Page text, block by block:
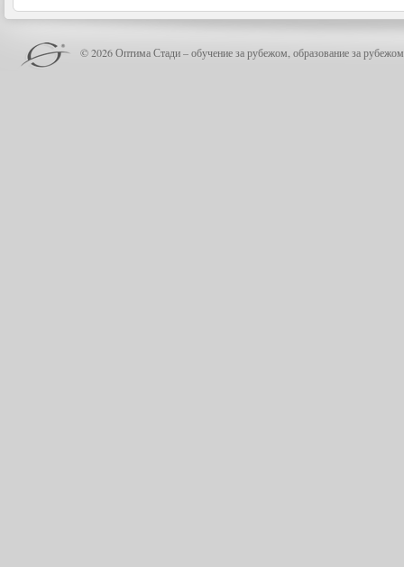
© 2026 Оптима Стади – обучение за рубежом, образование за